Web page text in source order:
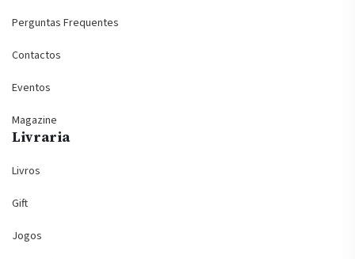
Perguntas Frequentes
Contactos
Eventos
Magazine
Livraria
Livros
Gift
Jogos